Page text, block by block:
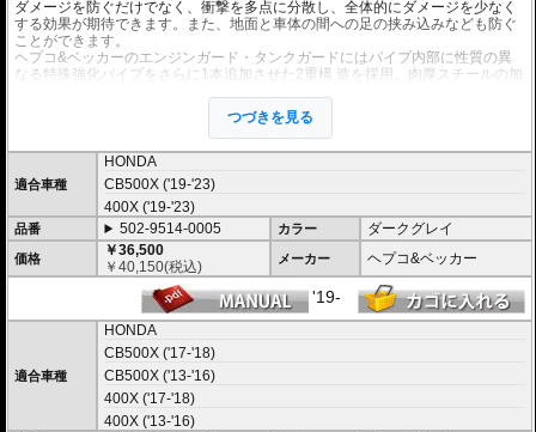
ダメージを防ぐだけでなく、衝撃を多点に分散し、全体的にダメージを少なく
する効果が期待できます。また、地面と車体の間への足の挟み込みなども防ぐ
ことができます。
ヘプコ&ベッカーのエンジンガード・タンクガードにはパイプ内部に性質の異
なる特殊強化パイプをさらに1本追加させた2重構 造を採用。肉厚スチールの加
性に優れた構造です。また多点支持や、パイ プのつなぎ方も差し込みタイプと
の400X / CB500Xエンジンガード
なく実感して頂けるでしょう。
※オプションにエンジンガード/タンクガード バック
つづきを見る
適合車種
HONDA
CB500X ('19-'23)
400X ('19-'23)
品番 502-9514-0005 カラー ダークグレイ
価格
￥36,500
￥40,150(税込) メーカー ヘプコ&ベッカー
'19-
適合車種
HONDA
CB500X ('17-'18)
CB500X ('13-'16)
400X ('17-'18)
400X ('13-'16)